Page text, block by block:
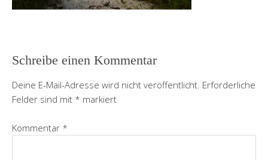
Schreibe einen Kommentar
Deine E-Mail-Adresse wird nicht veröffentlicht. Erforderliche
Felder sind mit * markiert
Kommentar *